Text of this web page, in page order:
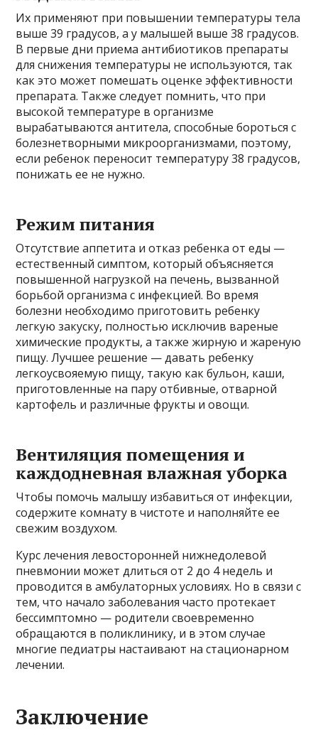
Их применяют при повышении температуры тела
выше 39 градусов, а у малышей выше 38 градусов.
В первые дни приема антибиотиков препараты
для снижения температуры не используются, так
как это может помешать оценке эффективности
препарата. Также следует помнить, что при
высокой температуре в организме
вырабатываются антитела, способные бороться с
болезнетворными микроорганизмами, поэтому,
если ребенок переносит температуру 38 градусов,
понижать ее не нужно.
Режим питания
Отсутствие аппетита и отказ ребенка от еды —
естественный симптом, который объясняется
повышенной нагрузкой на печень, вызванной
борьбой организма с инфекцией. Во время
болезни необходимо приготовить ребенку
легкую закуску, полностью исключив вареные
химические продукты, а также жирную и жареную
пищу. Лучшее решение — давать ребенку
легкоусвояемую пищу, такую ​​как бульон, каши,
приготовленные на пару отбивные, отварной
картофель и различные фрукты и овощи.
Вентиляция помещения и
каждодневная влажная уборка
Чтобы помочь малышу избавиться от инфекции,
содержите комнату в чистоте и наполняйте ее
свежим воздухом.
Курс лечения левосторонней нижнедолевой
пневмонии может длиться от 2 до 4 недель и
проводится в амбулаторных условиях. Но в связи с
тем, что начало заболевания часто протекает
бессимптомно — родители своевременно
обращаются в поликлинику, и в этом случае
многие педиатры настаивают на стационарном
лечении.
Заключение